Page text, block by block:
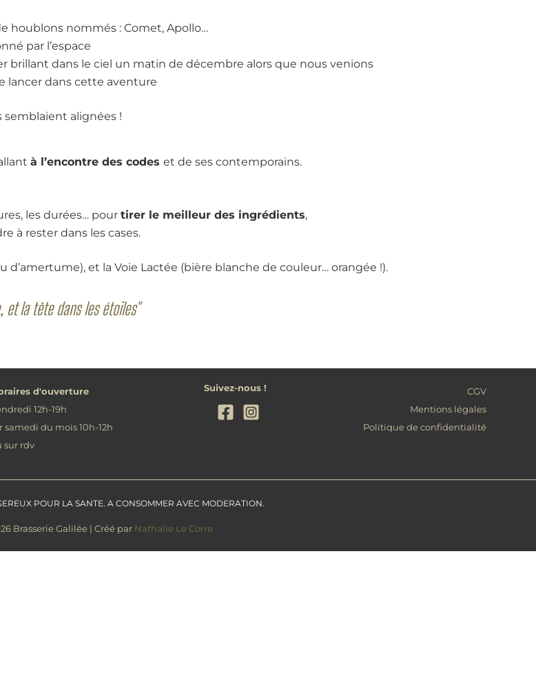
houblons nommés : Comet, Apollo…
par l’espace
brillant dans le ciel un matin de décembre alors que nous venions
lancer dans cette aventure
semblaient alignées !
à l’encontre des codes et de ses contemporains.
les durées… pour tirer le meilleur des ingrédients,
à rester dans les cases.
d’amertume), et la Voie Lactée (bière blanche de couleur… orangée !).
et la tête dans les étoiles"
d'ouverture
12h-19h
samedi du mois 10h-12h
sur rdv
Suivez-nous !
CGV
Mentions légales
Politique de confidentialité
POUR LA SANTE. A CONSOMMER AVEC MODERATION.
Brasserie Galilée | Créé par Nathalie Le Corre